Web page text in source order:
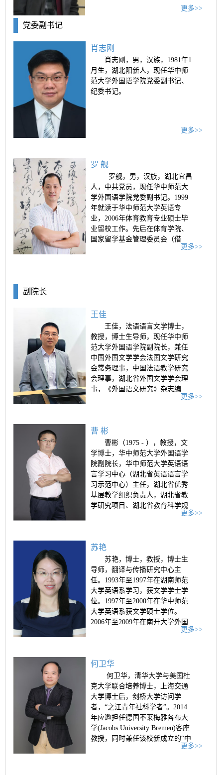
更多>>
党委副书记
肖志刚
肖志刚，男，汉族，1981年1
月生，湖北阳新人，现任华中师
范大学外国语学院党委副书记、
纪委书记。
更多>>
罗 舰
罗舰，男，汉族，湖北宜昌
人，中共党员，现任华中师范大
学外国语学院党委副书记。1999
年就读于华中师范大学英语专
业，2006年体育教育专业硕士毕
业留校工作。先后在体育学院、
国家留学基金管理委员会（借
调）、学校办公室任职。获 “三更多>>
副院长
王佳
王佳，法语语言文学博士，
教授，博士生导师，现任华中师
范大学外国语学院副院长，兼任
中国外国文学学会法国文学研究
会常务理事，中国法语教学研究
会理事，湖北省外国文学学会理
事，《外国语文研究》杂志编
辑。本科、硕士、博士均就读于
学位期间，受国家留学基金委资
助赴法国波尔多三大参与博士生
联合培养计划。2009年入职华中
师范大学外国语学院工作至今。
近年来，主要研究17世纪法国文
学、...
更多>>
曹 彬
曹彬（1975 - ），教授，文
学博士，华中师范大学外国语学
院副院长，华中师范大学英语语
言学习中心（湖北省英语语言学
习示范中心）主任，湖北省优秀
基层教学组织负责人，湖北省教
学研究项目、湖北省教育科学规
划重点项目主持人，主编教材4
教研成果及其他： 项目：2020 主
持湖北省教学研究项目“基于多元
学习平台的大学英语翻转课堂新
模式”。2020 主持外教社资源开...
更多>>
苏艳
苏艳，博士，教授，博士生
导师，翻译与传播研究中心主
任。1993年至1997年在湖南师范
大学英语系学习，获文学学士学
位。1997年至2000年在华中师范
大学英语系获文学硕士学位。
2006年至2009年在南开大学外国
语学院获文学博士学位。2015-
文化中心做访问学者。2000年至
今任教于华中师范大学外国语学
院英语系，2002年晋升为讲师，
2009年晋升为副教授，2017年晋
升为教授。
更多>>
何卫华
何卫华，清华大学与美国杜
克大学联合培养博士，上海交通
大学博士后，剑桥大学访问学
者，“之江青年社科学者”。2014
年应邀担任德国不莱梅雅各布大
学(Jacobs University Bremen)客座
教授，同时兼任该校新成立的“中
国与全球化研究中心”客座研究更多>>